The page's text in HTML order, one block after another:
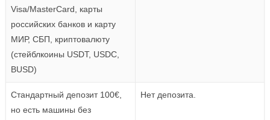
Visa/MasterCard, карты
российских банков и карту
МИР, СБП, криптовалюту
(стейблкоины USDT, USDC,
BUSD)
Стандартный депозит 100€,
но есть машины без
Нет депозита.